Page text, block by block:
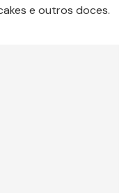
e outros doces.